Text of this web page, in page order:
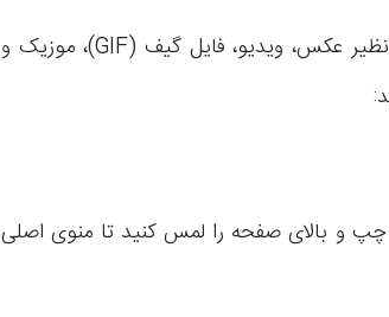
برای جلوگیری از دانلود اتوماتیک فایل هایی نظیر عکس، ویدیو، فایل گیف (GIF)، موزیک و
بالای صفحه را لمس کنید تا منوی اصلی